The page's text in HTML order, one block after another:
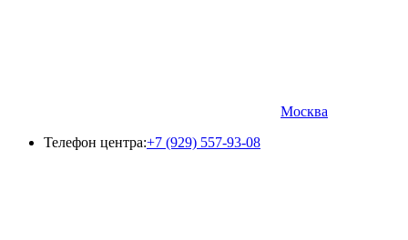
Москва
Телефон центра:+7 (929) 557-93-08